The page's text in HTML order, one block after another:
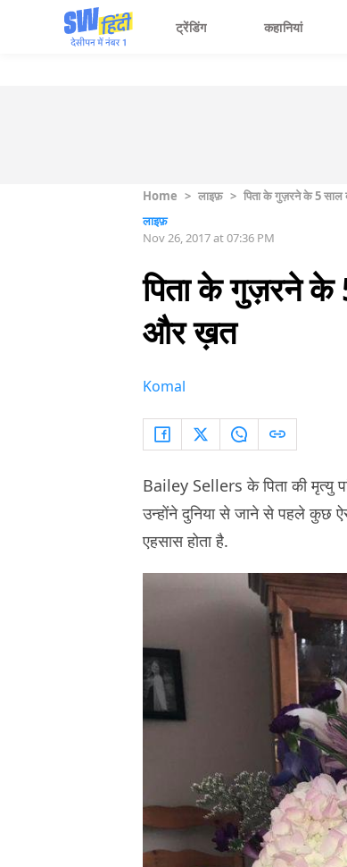
ट्रेंडिंग कहानियां
Home > लाइफ़ > पिता के गुज़रने के 5
लाइफ़
Nov 26, 2017 at 07:36 PM
पिता के गुज़रने के
और ख़त
Komal
Bailey Sellers के पिता की मृत्यु
उन्होंने दुनिया से जाने से पहले कुछ
एहसास होता है.